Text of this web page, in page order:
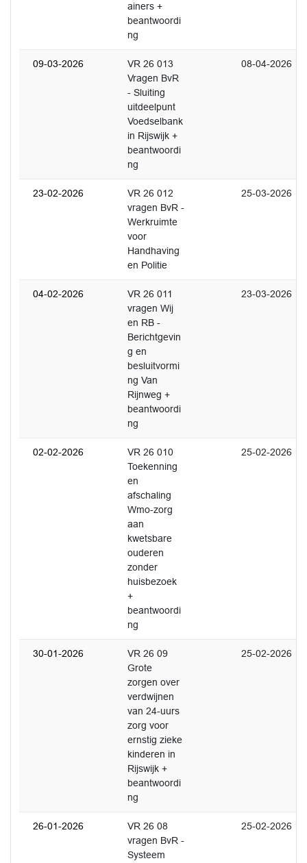
ainers +
beantwoordi
ng
09-03-2026
VR 26 013
Vragen BvR
- Sluiting
uitdeelpunt
Voedselbank
in Rijswijk +
beantwoordi
ng
08-04-2026
23-02-2026
VR 26 012
vragen BvR -
Werkruimte
voor
Handhaving
en Politie
25-03-2026
04-02-2026
VR 26 011
vragen Wij
en RB -
Berichtgevin
g en
besluitvormi
ng Van
Rijnweg +
beantwoordi
ng
23-03-2026
02-02-2026
VR 26 010
Toekenning
en
afschaling
Wmo-zorg
aan
kwetsbare
ouderen
zonder
huisbezoek
+
beantwoordi
ng
25-02-2026
30-01-2026
VR 26 09
Grote
zorgen over
verdwijnen
van 24-uurs
zorg voor
ernstig zieke
kinderen in
Rijswijk +
beantwoordi
ng
25-02-2026
26-01-2026
VR 26 08
vragen BvR -
Systeem
25-02-2026